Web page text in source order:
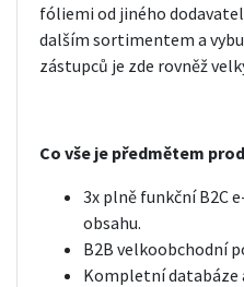
fóliemi od jiného
dalším sortimentem a
zástupců je zde rovněž
Co vše je předmětem
3x plně funkční B2C
obsahu.
B2B velkoobchodní
Kompletní databáze